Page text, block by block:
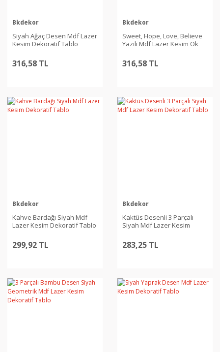
Bkdekor
Siyah Ağaç Desen Mdf Lazer
Kesim Dekoratif Tablo
316,58 TL
Bkdekor
Sweet, Hope, Love, Believe
Yazılı Mdf Lazer Kesim Ok
316,58 TL
Bkdekor
Kahve Bardağı Siyah Mdf
Lazer Kesim Dekoratif Tablo
299,92 TL
Bkdekor
Kaktüs Desenli 3 Parçalı
Siyah Mdf Lazer Kesim
283,25 TL